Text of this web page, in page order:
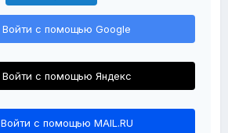
Войти с помощью Google
Войти с помощью Яндекс
Войти с помощью MAIL.RU